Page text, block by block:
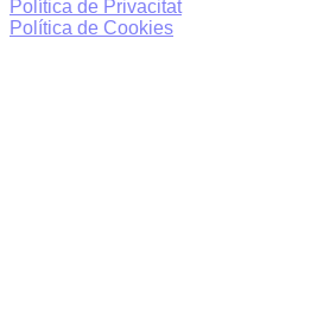
Política de Privacitat
Política de Cookies